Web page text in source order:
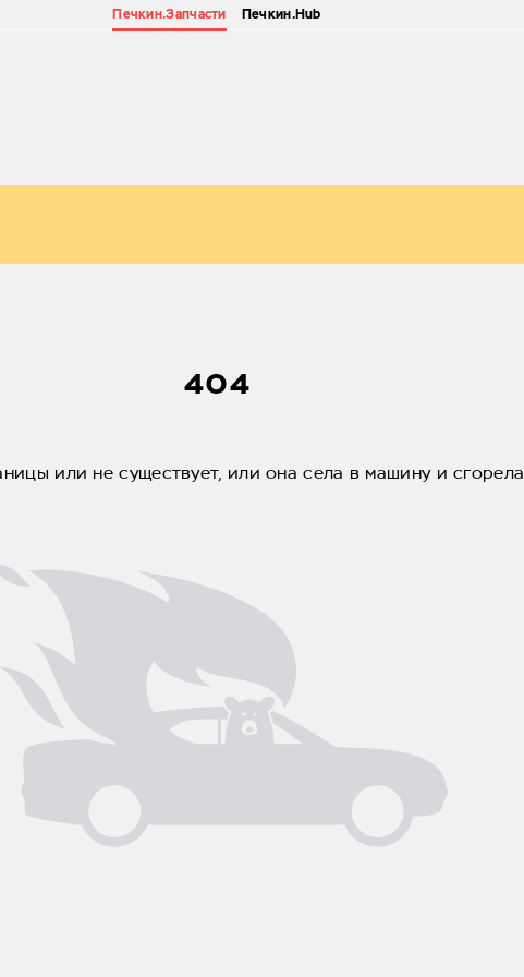
Печкин.Запчасти Печкин.Hub
404
или не существует, или она села в машину и сгорела